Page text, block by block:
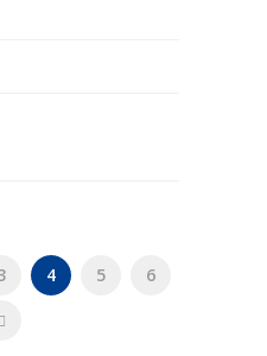
4 5 6